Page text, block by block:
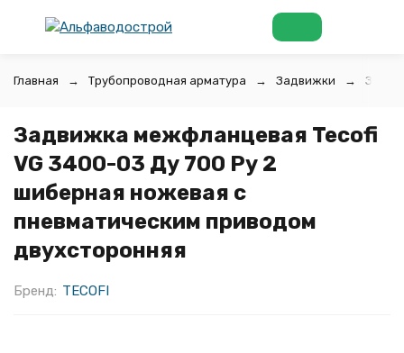
Главная Трубопроводная арматура Задвижки
Задвижка межфланцевая Tecofi
VG 3400-03 Ду 700 Ру 2
шиберная ножевая с
пневматическим приводом
двухсторонняя
Бренд: TECOFI